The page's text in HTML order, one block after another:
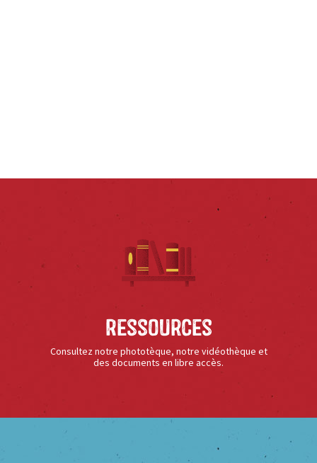
Ressources
Consultez notre phototèque, notre vidéothèque et
des documents en libre accès.